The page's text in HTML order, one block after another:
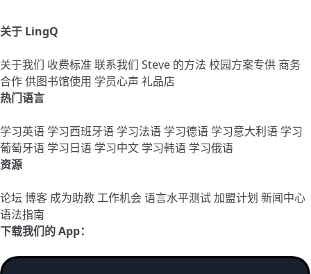
关于 LingQ
关于我们 收费标准 联系我们 Steve 的方法 校园方案专供 商务
合作供图书馆使用 学员心声 礼品店
热门语言
学习英语 学习西班牙语 学习法语 学习德语 学习意大利语 学习
葡萄牙语 学习日语 学习中文 学习韩语 学习俄语
资源
论坛 博客 成为助教工作机会语言水平测试加盟计划 新闻中心
语法指南
下载我们的 App：